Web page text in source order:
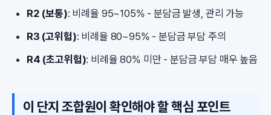
R2 (보통): 비례율 95~105% - 분담금 발생, 관리 가능
R3 (고위험): 비례율 80~95% - 분담금 부담 주의
R4 (초고위험): 비례율 80% 미만 - 분담금 부담 매우 높음
이 단지 조합원이 확인해야 할 핵심 포인트